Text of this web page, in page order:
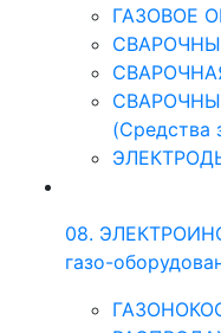
ГАЗОВОЕ
(Средства
08.
газо-